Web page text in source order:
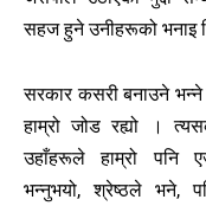
सहज हुने उनीहरूको भनाइ
सरकार कसरी बनाउने भन्ने
हाम्रो जोड रह्यो ।
उहाँहरूले हाम्रो पनि
भन्नुभयो, श्रेष्ठले भने,